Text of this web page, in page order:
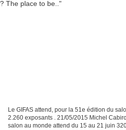
Le GIFAS attend, pour la 51e édition du
2.260 exposants . 21/05/2015 Michel
salon au monde attend du 15 au 21 juin